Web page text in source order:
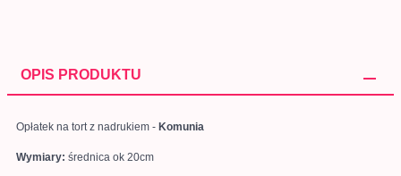
OPIS PRODUKTU
Opłatek na tort z nadrukiem - Komunia
Wymiary: średnica ok 20cm